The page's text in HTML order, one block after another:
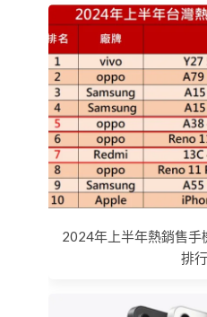
2024年上半年熱銷售
排